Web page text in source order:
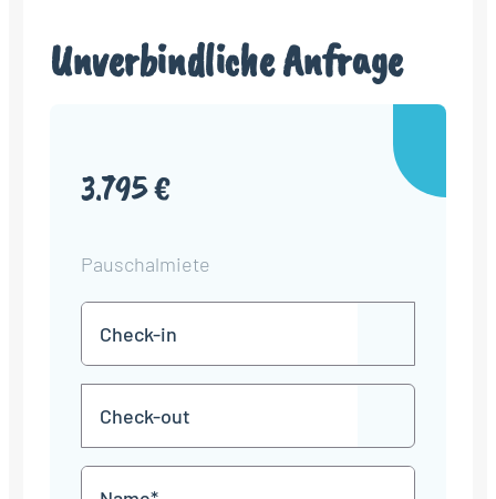
Unverbindliche Anfrage
3.795 €
Pauschalmiete
in
TT
Punkt
MM
JJJJ
TT
Punkt
MM